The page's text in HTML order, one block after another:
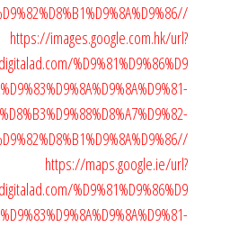
https://images.google.com.hk/url?
%D9%81%D9%86%D9
https://maps.google.ie/url?
%D9%81%D9%86%D9